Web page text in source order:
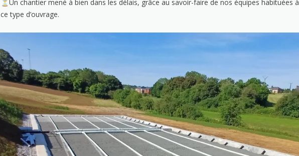
⏳Un chantier mené à bien dans les délais, grâce au savoir-faire de nos équipes habituées à
ce type d’ouvrage.